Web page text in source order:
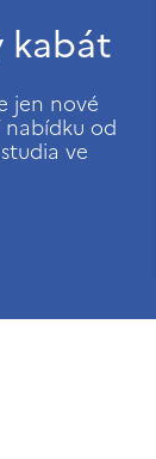
kabát
jen nové
nabídku od
ve